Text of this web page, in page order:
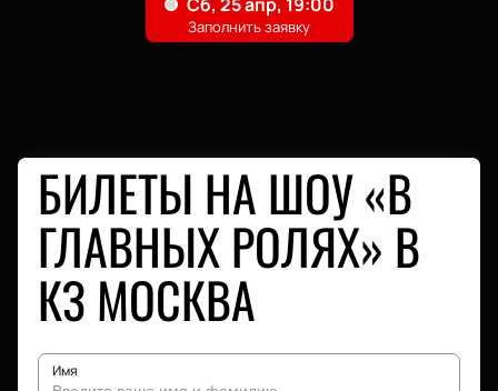
БИЛЕТЫ НА ШОУ «В
ГЛАВНЫХ РОЛЯХ» В
КЗ МОСКВА
Имя